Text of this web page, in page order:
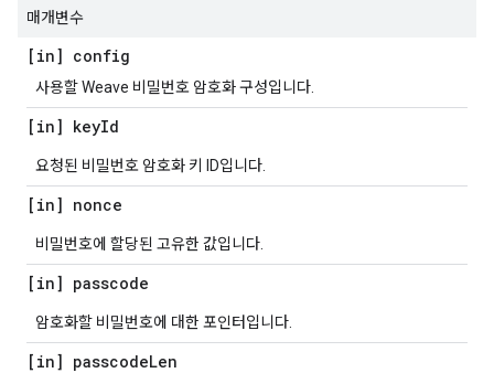
매개변수
[in] config
사용할 Weave 비밀번호 암호화 구성입니다.
[in] keyId
요청된 비밀번호 암호화 키 ID입니다.
[in] nonce
비밀번호에 할당된 고유한 값입니다.
[in] passcode
암호화할 비밀번호에 대한 포인터입니다.
[in] passcodeLen